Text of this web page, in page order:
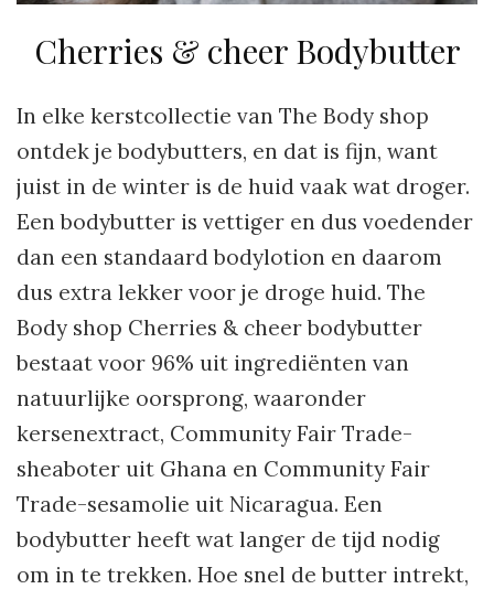
Cherries & cheer Bodybutter
In elke kerstcollectie van The Body shop
ontdek je bodybutters, en dat is fijn, want
juist in de winter is de huid vaak wat droger.
Een bodybutter is vettiger en dus voedender
dan een standaard bodylotion en daarom
dus extra lekker voor je droge huid. The
Body shop Cherries & cheer bodybutter
bestaat voor 96% uit ingrediënten van
natuurlijke oorsprong, waaronder
kersenextract, Community Fair Trade-
sheaboter uit Ghana en Community Fair
Trade-sesamolie uit Nicaragua. Een
bodybutter heeft wat langer de tijd nodig
om in te trekken. Hoe snel de butter intrekt,